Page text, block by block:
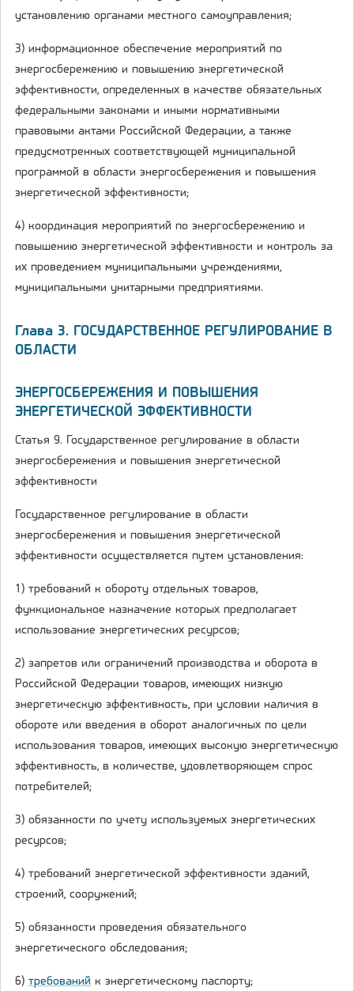
установлению органами местного самоуправления;
3) информационное обеспечение мероприятий по
энергосбережению и повышению энергетической
эффективности, определенных в качестве обязательных
федеральными законами и иными нормативными
правовыми актами Российской Федерации, а также
предусмотренных соответствующей муниципальной
программой в области энергосбережения и повышения
энергетической эффективности;
4) координация мероприятий по энергосбережению и
повышению энергетической эффективности и контроль за
их проведением муниципальными учреждениями,
муниципальными унитарными предприятиями.
Глава 3. ГОСУДАРСТВЕННОЕ РЕГУЛИРОВАНИЕ В
ОБЛАСТИ
ЭНЕРГОСБЕРЕЖЕНИЯ И ПОВЫШЕНИЯ
ЭНЕРГЕТИЧЕСКОЙ ЭФФЕКТИВНОСТИ
Статья 9. Государственное регулирование в области
энергосбережения и повышения энергетической
эффективности
Государственное регулирование в области
энергосбережения и повышения энергетической
эффективности осуществляется путем установления:
1) требований к обороту отдельных товаров,
функциональное назначение которых предполагает
использование энергетических ресурсов;
2) запретов или ограничений производства и оборота в
Российской Федерации товаров, имеющих низкую
энергетическую эффективность, при условии наличия в
обороте или введения в оборот аналогичных по цели
использования товаров, имеющих высокую энергетическую
эффективность, в количестве, удовлетворяющем спрос
потребителей;
3) обязанности по учету используемых энергетических
ресурсов;
4) требований энергетической эффективности зданий,
строений, сооружений;
5) обязанности проведения обязательного
энергетического обследования;
6) требований к энергетическому паспорту;